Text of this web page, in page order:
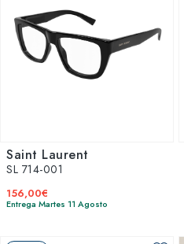
Saint Laurent
SL 714-001
156,00€
Entrega Martes 11 Agosto